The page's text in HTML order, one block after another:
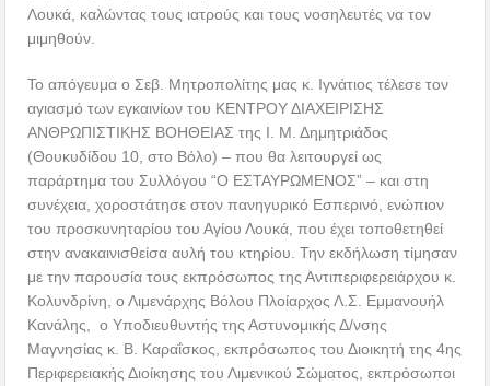
Λουκά, καλώντας τους ιατρούς και τους νοσηλευτές να τον
μιμηθούν.
Το απόγευμα ο Σεβ. Μητροπολίτης μας κ. Ιγνάτιος τέλεσε τον
αγιασμό των εγκαινίων του ΚΕΝΤΡΟΥ ΔΙΑΧΕΙΡΙΣΗΣ
ΑΝΘΡΩΠΙΣΤΙΚΗΣ ΒΟΗΘΕΙΑΣ της Ι. Μ. Δημητριάδος
(Θουκυδίδου 10, στο Βόλο) – που θα λειτουργεί ως
παράρτημα του Συλλόγου “Ο ΕΣΤΑΥΡΩΜΕΝΟΣ” – και στη
συνέχεια, χοροστάτησε στον πανηγυρικό Εσπερινό, ενώπιον
του προσκυνηταρίου του Αγίου Λουκά, που έχει τοποθετηθεί
στην ανακαινισθείσα αυλή του κτηρίου. Την εκδήλωση τίμησαν
με την παρουσία τους εκπρόσωπος της Αντιπεριφερειάρχου κ.
Κολυνδρίνη, ο Λιμενάρχης Βόλου Πλοίαρχος Λ.Σ. Εμμανουήλ
Κανάλης, ο Υποδιευθυντής της Αστυνομικής Δ/νσης
Μαγνησίας κ. Β. Καραΐσκος, εκπρόσωπος του Διοικητή της 4ης
Περιφερειακής Διοίκησης του Λιμενικού Σώματος, εκπρόσωποι